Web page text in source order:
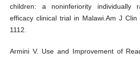
children: a noninferiority individually
efficacy clinical trial in Malawi.Am J
1112.
Armini V. Use and Improvement of